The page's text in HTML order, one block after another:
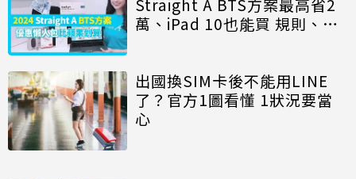
萬、iPad 10也能買 規則、贈
出國換SIM卡後不能用LINE
了？官方1圖看懂 1狀況要當
心